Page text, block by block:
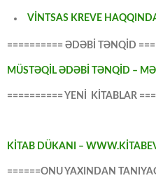
VİNTSAS KREVE
========== ƏDƏBİ TƏNQİD
MÜSTƏQİL ƏDƏBİ TƏNQİD –
========== YENİ KİTABLAR
KİTAB DÜKANI –
======ONU YAXINDAN